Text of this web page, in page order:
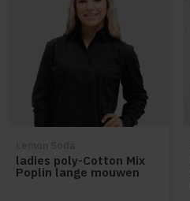
ladies poly-Cotton Mix
Poplin lange mouwen